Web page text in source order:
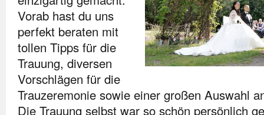
Vorab hast du uns
perfekt beraten mit
tollen Tipps für die
Trauung, diversen
Vorschlägen für die
Trauzeremonie sowie einer großen Auswahl
Die Trauung selbst war so schön persönlich